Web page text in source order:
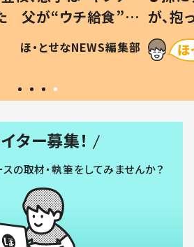
た 父が“ウチ給食”を
理由とは #令和の親
ほ・とせなNEWS編集部
が、
「涙が
い」
ター募集！
の取材・執筆をしてみませんか？